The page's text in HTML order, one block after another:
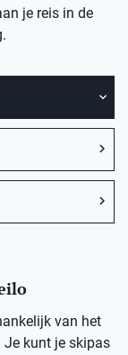
je reis in de
van het
Je kunt je skipas